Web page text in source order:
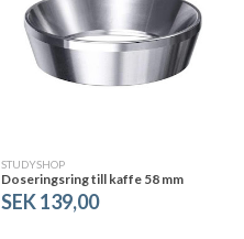
STUDYSHOP
Doseringsring till kaffe 58 mm
SEK 139,00